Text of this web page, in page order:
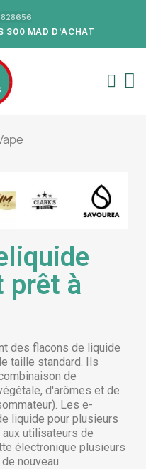
300 MAD D'ACHAT
prêt à
des flacons de liquide
taille standard. Ils
de
d'arômes et de
Les e-
liquide pour plusieurs
utilisateurs de
électronique plusieurs
nouveau.